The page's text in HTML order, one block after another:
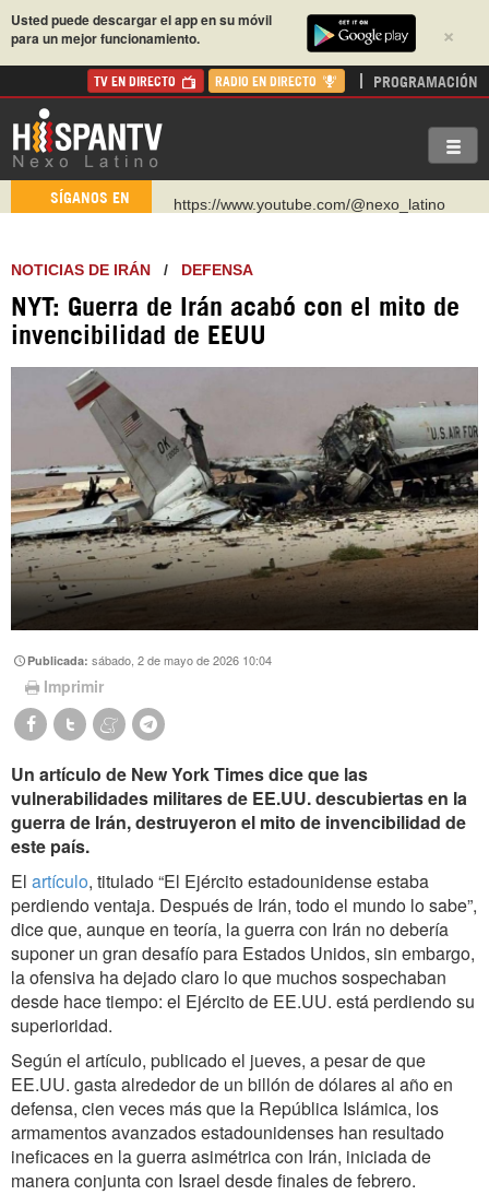
×
Usted puede descargar el app en su móvil
para un mejor funcionamiento.
TV EN DIRECTO RADIO EN DIRECTO PROGRAMACIÓN
SÍGANOS EN
https://www.youtube.com/@nexo_latino
https://t.me/hispantvcanal
https://urmedium.com/c/hispantv
WhatsApp y Viber: +98 921 79 29 404
NOTICIAS DE IRÁN / DEFENSA
NYT: Guerra de Irán acabó con el mito de
invencibilidad de EEUU
Publicada:sábado, 2 de mayo de 2026 10:04
Imprimir
Un artículo de New York Times dice que las
vulnerabilidades militares de EE.UU. descubiertas en la
guerra de Irán, destruyeron el mito de invencibilidad de
este país.
El artículo, titulado “El Ejército estadounidense estaba
perdiendo ventaja. Después de Irán, todo el mundo lo sabe”,
dice que, aunque en teoría, la guerra con Irán no debería
suponer un gran desafío para Estados Unidos, sin embargo,
la ofensiva ha dejado claro lo que muchos sospechaban
desde hace tiempo: el Ejército de EE.UU. está perdiendo su
superioridad.
Según el artículo, publicado el jueves, a pesar de que
EE.UU. gasta alrededor de un billón de dólares al año en
defensa, cien veces más que la República Islámica, los
armamentos avanzados estadounidenses han resultado
ineficaces en la guerra asimétrica con Irán, iniciada de
manera conjunta con Israel desde finales de febrero.